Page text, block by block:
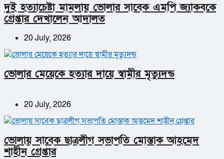
দুই হত্যাচেষ্টা মামলায় ভোলার সাবেক এমপি জ্যাকবকে
গ্রেপ্তার দেখালেন আদালত
20 July, 2026
ভোলার মেয়েকে হত্যার দায়ে স্বামীর মৃত্যুদন্ড
20 July, 2026
ভোলায় সাবেক ছাত্রলীগ সভাপতি মোস্তাক আহমেদ
শাহীন গ্রেপ্তার